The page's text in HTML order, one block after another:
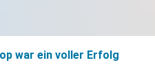
war ein voller Erfolg